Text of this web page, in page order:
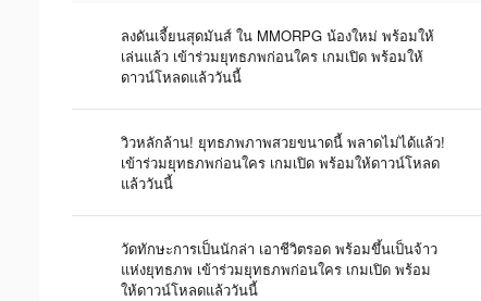
ลงดันเจี้ยนสุดมันส์ ใน MMORPG น้องใหม่ พร้อมให้
เล่นแล้ว เข้าร่วมยุทธภพก่อนใคร เกมเปิด พร้อมให้
ดาวน์โหลดแล้ววันนี้
วิวหลักล้าน! ยุทธภพภาพสวยขนาดนี้ พลาดไม่ได้แล้ว!
เข้าร่วมยุทธภพก่อนใคร เกมเปิด พร้อมให้ดาวน์โหลด
แล้ววันนี้
วัดทักษะการเป็นนักล่า เอาชีวิตรอด พร้อมขึ้นเป็นจ้าว
แห่งยุทธภพ เข้าร่วมยุทธภพก่อนใคร เกมเปิด พร้อม
ให้ดาวน์โหลดแล้ววันนี้